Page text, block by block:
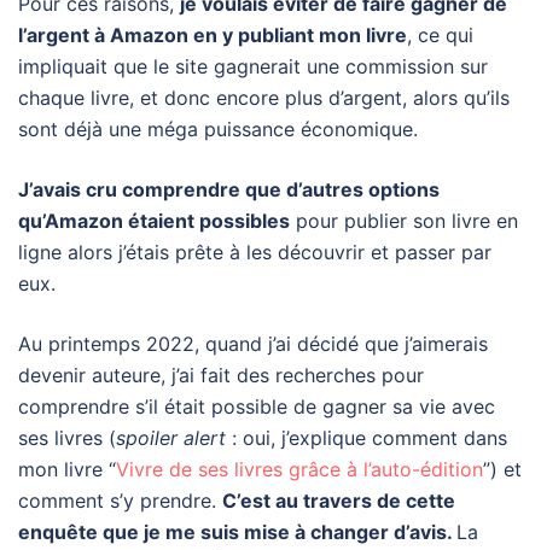
l’argent à Amazon en y publiant mon livre, ce qui
impliquait que le site gagnerait une commission sur
chaque livre, et donc encore plus d’argent, alors qu’ils
sont déjà une méga puissance économique.
J’avais cru comprendre que d’autres options
qu’Amazon étaient possibles pour publier son livre en
ligne alors j’étais prête à les découvrir et passer par
eux.
Au printemps 2022, quand j’ai décidé que j’aimerais
devenir auteure, j’ai fait des recherches pour
comprendre s’il était possible de gagner sa vie avec
ses livres (spoiler alert : oui, j’explique comment dans
mon livre “Vivre de ses livres grâce à l’auto-édition”) et
comment s’y prendre. C’est au travers de cette
enquête que je me suis mise à changer d’avis. La